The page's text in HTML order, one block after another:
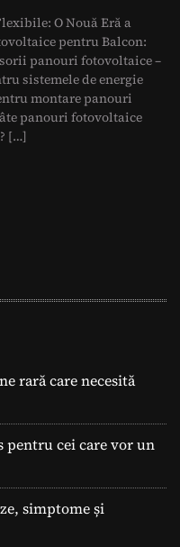
O Nouă Eră a
pentru Balcon:
panouri fotovoltaice –
sistemele de energie
montare panouri
panouri fotovoltaice
[…]
rară care necesită
pentru cei care vor un
simptome și